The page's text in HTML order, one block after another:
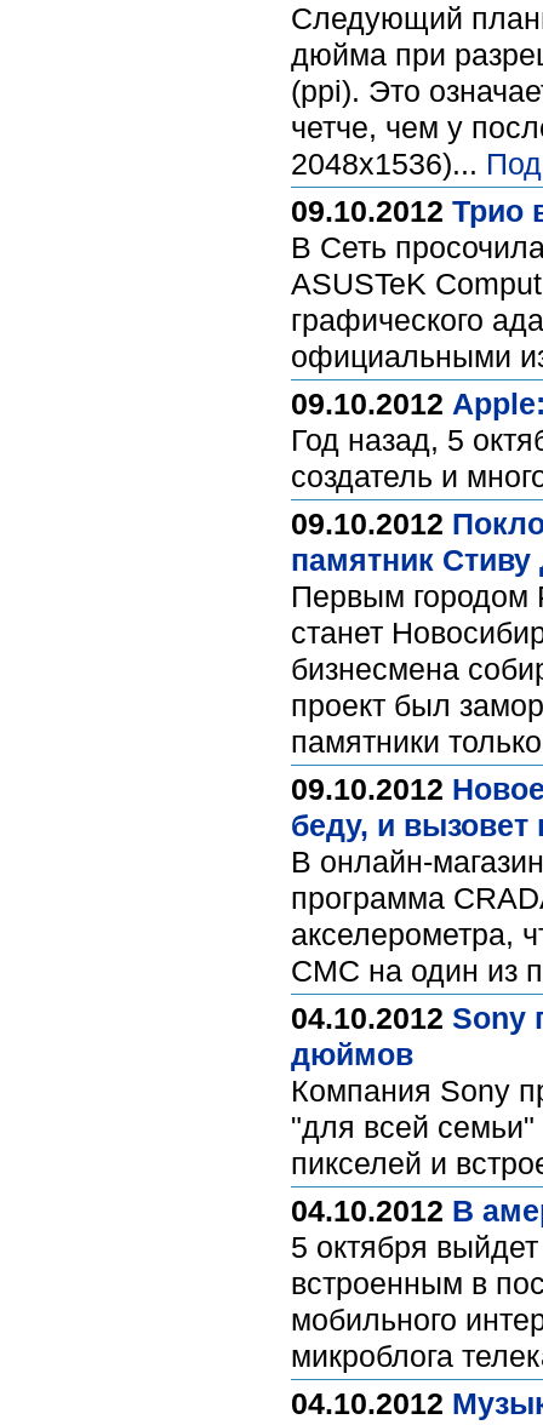
Следующий
дюйма при
(ppi). Это
четче, чем у
2048x1536)...
09.10.2012 Трио
В Сеть
ASUSTeK
графического
официальными
09.10.2012
Год назад, 5
создатель и
09.10.2012
памятник
Первым городом
станет
бизнесмена
проект был
памятники
09.10.2012
беду, и
В онлайн-
программа
акселерометра,
СМС на один из
04.10.2012 Sony
дюймов
Компания Sony
"для всей
пикселей и
04.10.2012 В
5 октября
встроенным в
мобильного
микроблога
04.10.2012